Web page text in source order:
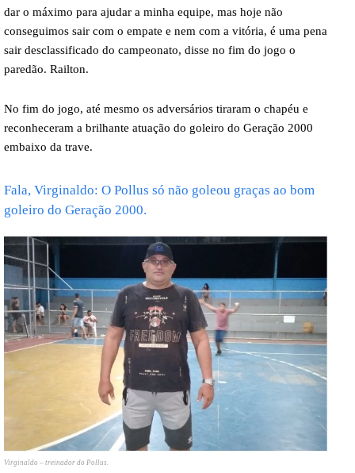
dar o máximo para ajudar a minha equipe, mas hoje não
conseguimos sair com o empate e nem com a vitória, é uma pena
sair desclassificado do campeonato, disse no fim do jogo o
paredão. Railton.
No fim do jogo, até mesmo os adversários tiraram o chapéu e
reconheceram a brilhante atuação do goleiro do Geração 2000
embaixo da trave.
Fala, Virginaldo: O Pollus só não goleou graças ao bom
goleiro do Geração 2000.
Virginaldo – treinador do Pollus.